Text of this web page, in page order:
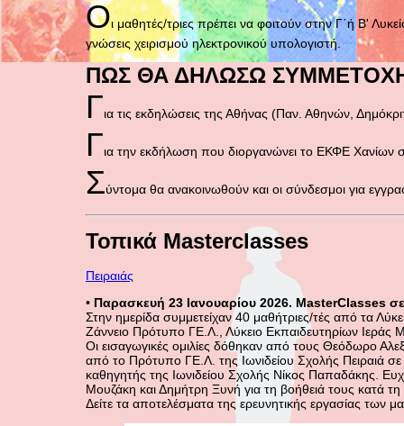
Οι μαθητές/τριες πρέπει να φοιτούν στην Γ΄ή Β'
γνώσεις χειρισμού ηλεκτρονικού υπολογιστή.
ΠΩΣ ΘΑ ΔΗΛΩΣΩ
Για τις εκδηλώσεις της Αθήνας (Παν. Αθηνών,
Για την εκδήλωση που διοργανώνει το ΕΚΦΕ Χανίων
Σύντομα θα ανακοινωθούν και οι σύνδεσμοι για
Τοπικά Masterclasses
Πειραιάς
• Παρασκευή 23 Ιανουαρίου 2026. MasterClasses σε
Στην ημερίδα συμμετείχαν 40 μαθήτριες/τές από τα
Ζάννειο Πρότυπο ΓΕ.Λ., Λύκειο Εκπαιδευτηρίων Ιεράς
Οι εισαγωγικές ομιλίες δόθηκαν από τους Θεόδωρο
από το Πρότυπο ΓΕ.Λ. της Ιωνιδείου Σχολής Πειραιά
καθηγητής της Ιωνιδείου Σχολής Νίκος Παπαδάκης.
Μουζάκη και Δημήτρη Ξυνή για τη βοήθειά τους κατά
Δείτε τα αποτελέσματα της ερευνητικής εργασίας των